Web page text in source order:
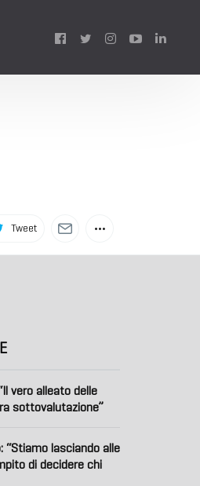
Follow
Tweet
vero alleato delle
sottovalutazione”
“Stiamo lasciando alle
di decidere chi